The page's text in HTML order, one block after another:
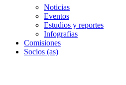
Noticias
Eventos
Estudios y reportes
Infografias
Comisiones
Socios (as)